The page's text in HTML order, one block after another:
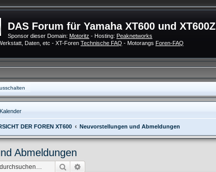
DAS Forum für Yamaha XT600 und XT600Z
Sponsor dieser Domain: Motoritz - Hosting: Peaknetworks
Daten, etc - XT-Foren Technische FAQ - Motorangs Foren-FAQ
Kalender
DER FOREN XT600 Neuvorstellungen und Abmeldungen
Abmeldungen
Suche